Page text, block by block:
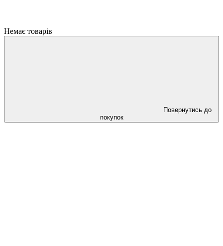
Немає товарів
Повернутись до
покупок